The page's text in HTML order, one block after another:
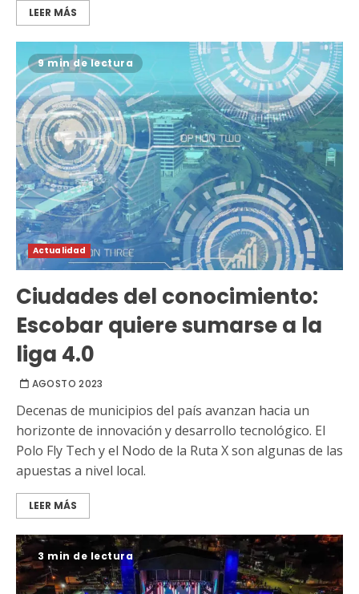
LEER MÁS
9 min de lectura
Actualidad
Ciudades del conocimiento:
Escobar quiere sumarse a la
liga 4.0
AGOSTO 2023
Decenas de municipios del país avanzan hacia un
horizonte de innovación y desarrollo tecnológico. El
Polo Fly Tech y el Nodo de la Ruta X son algunas de las
apuestas a nivel local.
LEER MÁS
3 min de lectura